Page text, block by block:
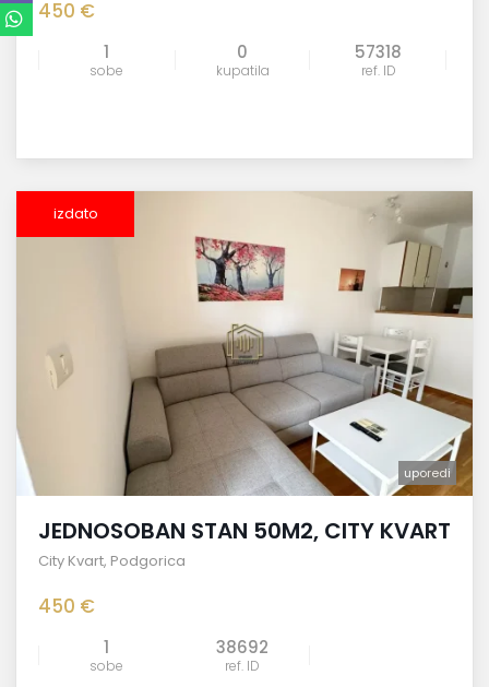
450 €
1
sobe
0
kupatila
57318
ref. ID
izdato
uporedi
JEDNOSOBAN STAN 50M2, CITY KVART
City Kvart, Podgorica
450 €
1
sobe
38692
ref. ID